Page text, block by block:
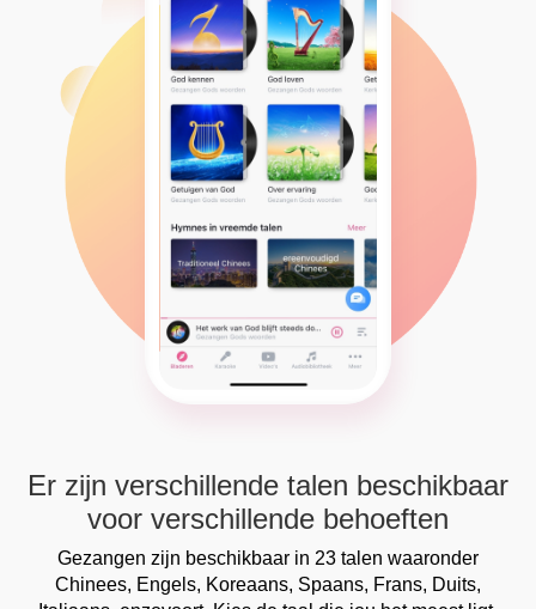
Er zijn verschillende talen beschikbaar
voor verschillende behoeften
Gezangen zijn beschikbaar in 23 talen waaronder
Chinees, Engels, Koreaans, Spaans, Frans, Duits,